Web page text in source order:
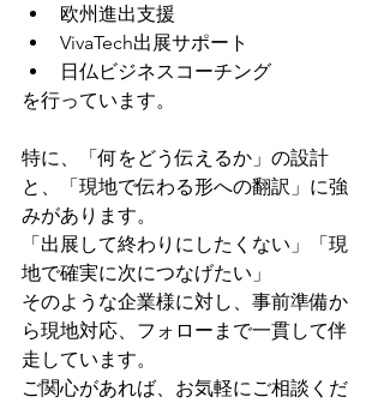
欧州進出支援
VivaTech出展サポート
日仏ビジネスコーチング
を行っています。
特に、「何をどう伝えるか」の設計
と、「現地で伝わる形への翻訳」に強
みがあります。
「出展して終わりにしたくない」「現
地で確実に次につなげたい」
そのような企業様に対し、事前準備か
ら現地対応、フォローまで一貫して伴
走しています。
ご関心があれば、お気軽にご相談くだ